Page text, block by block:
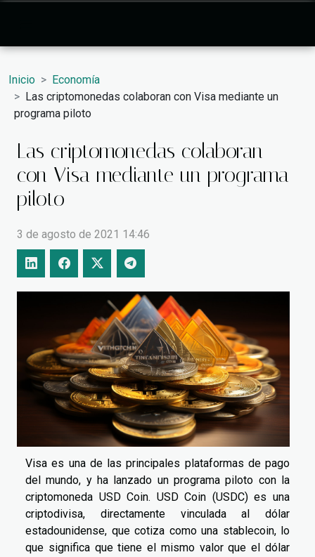
Inicio
Economía
Las criptomonedas colaboran con Visa mediante un
programa piloto
Las criptomonedas colaboran
con Visa mediante un programa
piloto
3 de agosto de 2021 14:46
Visa es una de las principales plataformas de pago
del mundo, y ha lanzado un programa piloto con la
criptomoneda USD Coin. USD Coin (USDC) es una
criptodivisa, directamente vinculada al dólar
estadounidense, que cotiza como una stablecoin, lo
que significa que tiene el mismo valor que el dólar